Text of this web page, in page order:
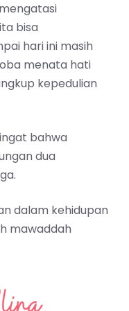
bisa
hari ini masih
menata hati
kepedulian
bahwa
dua
dalam kehidupan
mawaddah